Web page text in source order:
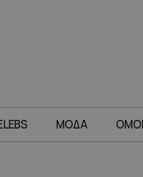
ΜΟΔΑ